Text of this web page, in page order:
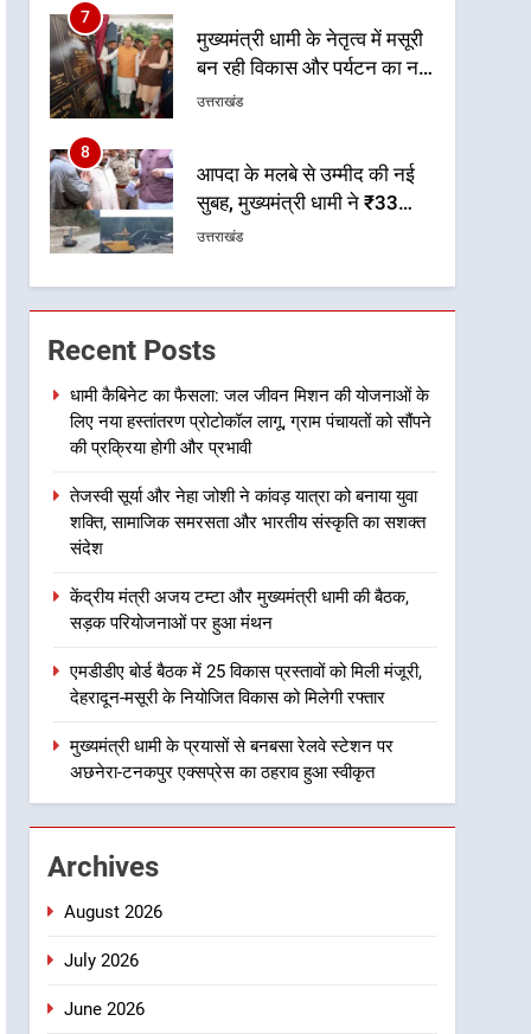
7
मुख्यमंत्री धामी के नेतृत्व में मसूरी
बन रही विकास और पर्यटन का नया
केंद्र
उत्तराखंड
8
आपदा के मलबे से उम्मीद की नई
सुबह, मुख्यमंत्री धामी ने ₹33
करोड़ के विकास और राहत कार्यों
भरोसे का प्रतीक
उत्तराखंड
1
धामी कैबिनेट का फैसला: जल
जीवन मिशन की योजनाओं के लिए
नया हस्तांतरण प्रोटोकॉल लागू,
ग्राम पंचायतों को सौंपने की
प्रक्रिया होगी और प्रभावी
2
तेजस्वी सूर्या और नेहा जोशी ने
सामाजिक समरसता और भारतीय
संस्कृति का सशक्त संदेश
उत्तराखंड
3
मुख्यमंत्री धामी की बैठक, सड़क
परियोजनाओं पर हुआ मंथन
उत्तराखंड
4
प्रस्तावों को मिली मंजूरी, देहरादून-
मसूरी के नियोजित विकास को
मिलेगी रफ्तार
उत्तराखंड
5
6
Recent Posts
धामी कैबिनेट का फैसला: जल जीवन मिशन की योजनाओं के
लिए नया हस्तांतरण प्रोटोकॉल लागू, ग्राम पंचायतों को सौंपने
की प्रक्रिया होगी और प्रभावी
तेजस्वी सूर्या और नेहा जोशी ने कांवड़ यात्रा को बनाया युवा
शक्ति, सामाजिक समरसता और भारतीय संस्कृति का सशक्त
संदेश
केंद्रीय मंत्री अजय टम्टा और मुख्यमंत्री धामी की बैठक,
सड़क परियोजनाओं पर हुआ मंथन
एमडीडीए बोर्ड बैठक में 25 विकास प्रस्तावों को मिली मंजूरी,
देहरादून-मसूरी के नियोजित विकास को मिलेगी रफ्तार
मुख्यमंत्री धामी के प्रयासों से बनबसा रेलवे स्टेशन पर
अछनेरा-टनकपुर एक्सप्रेस का ठहराव हुआ स्वीकृत
Archives
August 2026
July 2026
June 2026